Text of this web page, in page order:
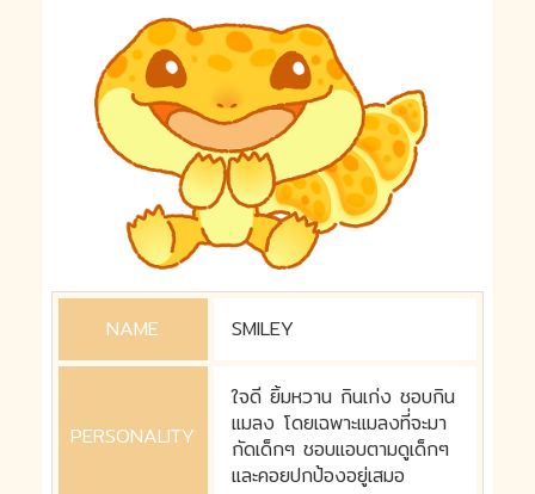
NAME SMILEY
PERSONALITY
ใจดี ยิ้มหวาน กินเก่ง ชอบกิน
แมลง โดยเฉพาะแมลงที่จะมา
กัดเด็กๆ ชอบแอบตามดูเด็กๆ
และคอยปกป้องอยู่เสมอ